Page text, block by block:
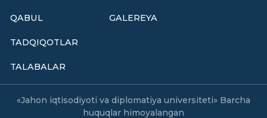
QABUL
TADQIQOTLAR
TALABALAR
GALEREYA
«Jahon iqtisodiyoti va diplomatiya universiteti» Barcha
huquqlar himoyalangan